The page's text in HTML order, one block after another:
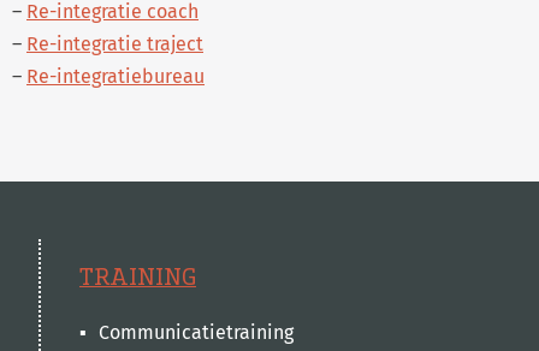
– Re-integratie coach
– Re-integratie traject
– Re-integratiebureau
TRAINING
Communicatietraining